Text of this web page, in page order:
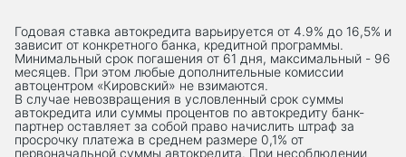
Годовая ставка автокредита варьируется от 4.9% до 16,5% и
зависит от конкретного банка, кредитной программы.
Минимальный срок погашения от 61 дня, максимальный - 96
месяцев. При этом любые дополнительные комиссии
автоцентром «Кировский» не взимаются.
В случае невозвращения в условленный срок суммы
автокредита или суммы процентов по автокредиту банк-
партнер оставляет за собой право начислить штраф за
просрочку платежа в среднем размере 0,1% от
первоначальной суммы автокредита. При несоблюдении